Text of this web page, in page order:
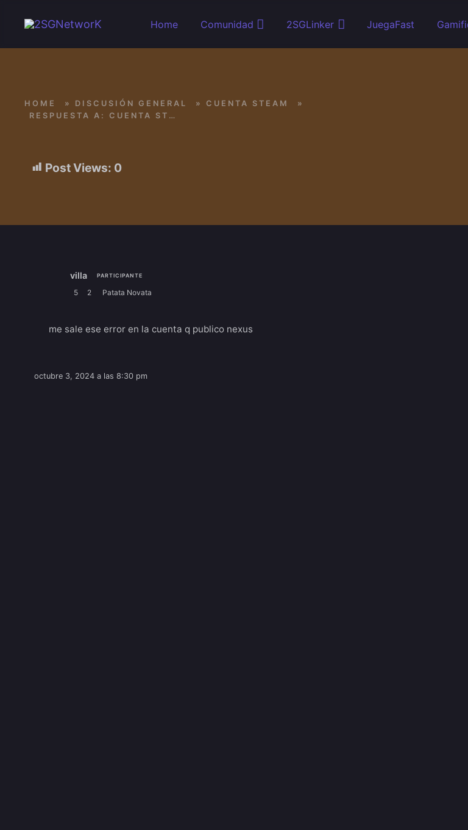
Home
Comunidad 2SGLinker JuegaFast
Post Views: 0
HOME » DISCUSIÓN GENERAL » CUENTA STEAM
»
RESPUESTA A: CUENTA STEAM
villa PARTICIPANTE
5 2 Patata Novata
me sale ese error en la cuenta q publico nexus
octubre 3, 2024 a las 8:30 pm